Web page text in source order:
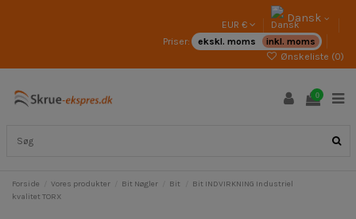
EUR € Dansk
Priser: ekskl. moms
inkl. moms
Ønskeliste (0)
0
Forside Vores produkter Bit Nøgler Bit
Bit INDVIRKNING Industriel
kvalitet TORX